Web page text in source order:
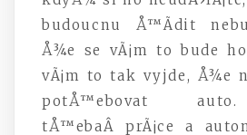
budoucnu Å™Ã­dit
Å¾e se vÃ¡m to bude
vÃ¡m to tak vyjde, Å¾e
potÅ™ebovat
tÅ™ebaÂ prÃ¡ce a